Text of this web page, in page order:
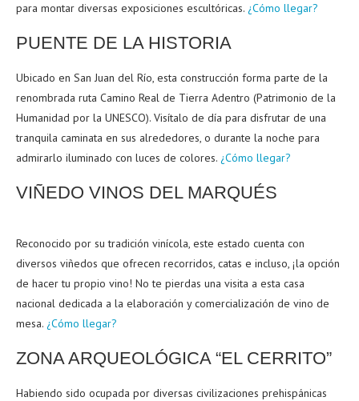
para montar diversas exposiciones escultóricas. ¿Cómo llegar?
PUENTE DE LA HISTORIA
Ubicado en San Juan del Río, esta construcción forma parte de la
renombrada ruta Camino Real de Tierra Adentro (Patrimonio de la
Humanidad por la UNESCO). Visítalo de día para disfrutar de una
tranquila caminata en sus alrededores, o durante la noche para
admirarlo iluminado con luces de colores. ¿Cómo llegar?
VIÑEDO VINOS DEL MARQUÉS
Reconocido por su tradición vinícola, este estado cuenta con
diversos viñedos que ofrecen recorridos, catas e incluso, ¡la opción
de hacer tu propio vino! No te pierdas una visita a esta casa
nacional dedicada a la elaboración y comercialización de vino de
mesa. ¿Cómo llegar?
ZONA ARQUEOLÓGICA “EL CERRITO”
Habiendo sido ocupada por diversas civilizaciones prehispánicas